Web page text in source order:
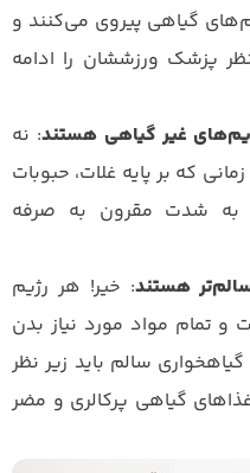
گیاهی پیروی می‌کنند و
پزشک ورزششان را ادامه
غیر گیاهی هستند: نه
که بر پایه غلات، حبوبات
به شدت مقرون به صرفه
هستند: خیر! هر رژیم
و تمام مواد مورد نیاز بدن
سالم باید زیر نظر
گیاهی پرکالری و مضر